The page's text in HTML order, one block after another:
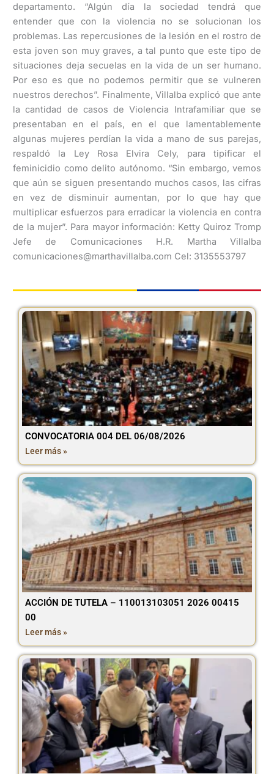
departamento. “Algún día la sociedad tendrá que
entender que con la violencia no se solucionan los
problemas. Las repercusiones de la lesión en el rostro de
esta joven son muy graves, a tal punto que este tipo de
situaciones deja secuelas en la vida de un ser humano.
Por eso es que no podemos permitir que se vulneren
nuestros derechos”. Finalmente, Villalba explicó que ante
la cantidad de casos de Violencia Intrafamiliar que se
presentaban en el país, en el que lamentablemente
algunas mujeres perdían la vida a mano de sus parejas,
respaldó la Ley Rosa Elvira Cely, para tipificar el
feminicidio como delito autónomo. “Sin embargo, vemos
que aún se siguen presentando muchos casos, las cifras
en vez de disminuir aumentan, por lo que hay que
multiplicar esfuerzos para erradicar la violencia en contra
de la mujer”. Para mayor información: Ketty Quiroz Tromp
Jefe de Comunicaciones H.R. Martha Villalba
comunicaciones@marthavillalba.com Cel: 3135553797
CONVOCATORIA 004 DEL 06/08/2026
Leer más »
ACCIÓN DE TUTELA – 110013103051 2026 00415
00
Leer más »